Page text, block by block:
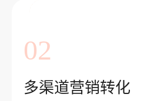
02
多渠道营销转化